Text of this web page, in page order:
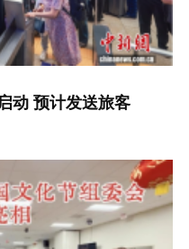
动 预计发送旅客